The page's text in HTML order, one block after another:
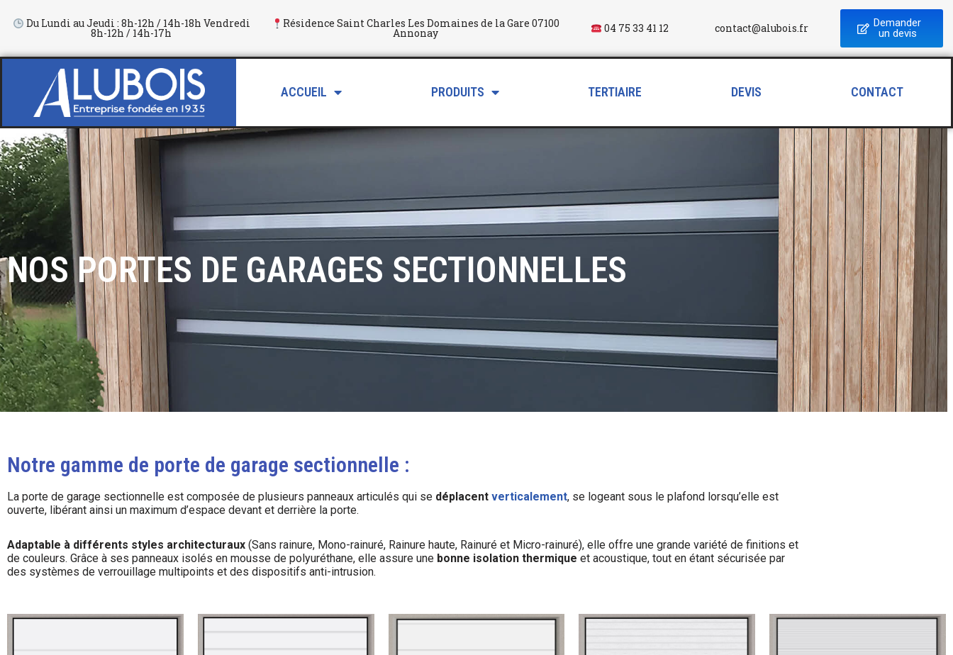
au
contenu
Du Lundi au Jeudi : 8h-12h / 14h-18h Vendredi
8h-12h / 14h-17h
Résidence Saint Charles Les Domaines de la Gare 07100
Annonay 04 75 33 41 12 contact@alubois.fr
Demander
un devis
ACCUEIL PRODUITS TERTIAIRE DEVIS CONTACT
NOS PORTES DE GARAGES SECTIONNELLES
Notre gamme de porte de garage sectionnelle :
La porte de garage sectionnelle est composée de plusieurs panneaux articulés qui se déplacent verticalement, se logeant sous le plafond lorsqu’elle est
ouverte, libérant ainsi un maximum d’espace devant et derrière la porte.
Adaptable à différents styles architecturaux (Sans rainure, Mono-rainuré, Rainure haute, Rainuré et Micro-rainuré), elle offre une grande variété de finitions et
de couleurs. Grâce à ses panneaux isolés en mousse de polyuréthane, elle assure une bonne isolation thermique et acoustique, tout en étant sécurisée par
des systèmes de verrouillage multipoints et des dispositifs anti-intrusion.